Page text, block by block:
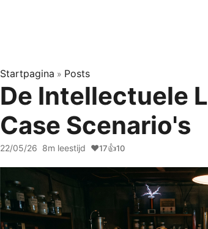
Startpagina » Posts
De Intellectuele
Case Scenario's
22/05/26 8m leestijd ❤️17👍10